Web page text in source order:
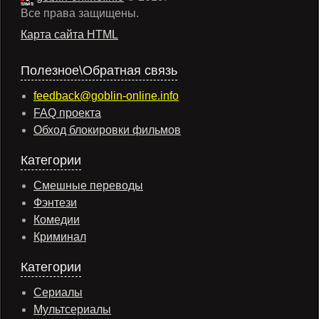
Все права защищены.
Карта сайта HTML
Полезное\Обратная связь
feedback@goblin-online.info
FAQ проекта
Обход блокировки фильмов
Категории
Смешные переводы
Фэнтези
Комедии
Криминал
Категории
Сериалы
Мультсериалы